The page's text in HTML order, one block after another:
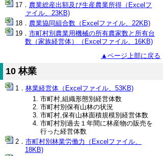
農業総産出額及び生産農業所得（Excelフ
ァイル、23KB)
農業協同組合数（Excelファイル、22KB)
市町村別農業用機械の所有農家数と所有台
数（家族経営体）（Excelファイル、16KB)
▲ページ上部に戻る
10 林業
林業経営体（Excelファイル、53KB)
市町村,組織形態別経営体数
市町村別保有山林の状況
市町村,保有山林面積規模別経営体数
市町村別過去１年間に林産物の販売を
行った経営体数
市町村別林業労働力（Excelファイル、
18KB)